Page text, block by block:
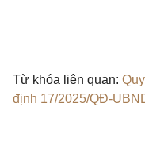
Từ khóa liên quan:
định 17/2025/QĐ-